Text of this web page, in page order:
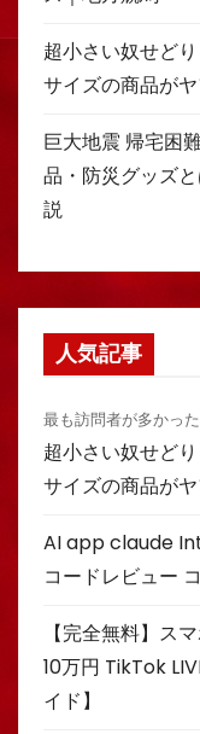
超小さい奴せどり
サイズの商品が
巨大地震 帰宅困
品・防災グッズ
説
人気記事
最も訪問者が多かっ
超小さい奴せどり
サイズの商品が
AI app claude
コードレビュー
【完全無料】ス
10万円 TikTok
イド】